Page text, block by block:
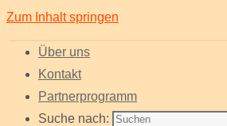
Zum Inhalt springen
Über uns
Kontakt
Partnerprogramm
Suche nach: